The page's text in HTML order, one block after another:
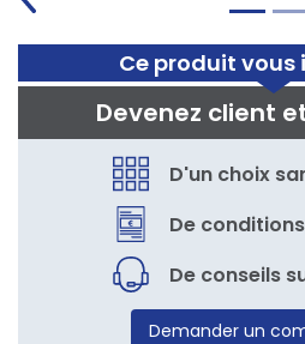
Ce produit vous
Devenez client
D'un choix
De
De conseils
Demander un